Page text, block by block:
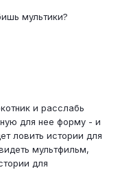
мультики?
и расслабь
для нее форму - и
ловить истории для
мультфильм,
для